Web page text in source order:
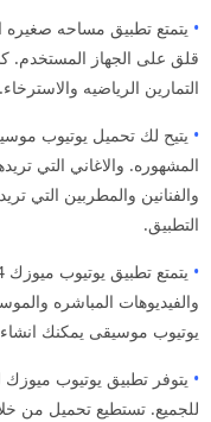
• يتمتع تطبيق مساحه
قلق على الجهاز
التمارين الرياضيه والاسترخاء.
•
المشهوره. والاغاني التي
والفنانين والمطربين التي
التطبيق.
•
والفيديوهات المباشره
يوتيوب موسيقى يمكنك
• يتوفر تطبيق يوتيوب ميوزك
للجميع. تستطيع تحميل من